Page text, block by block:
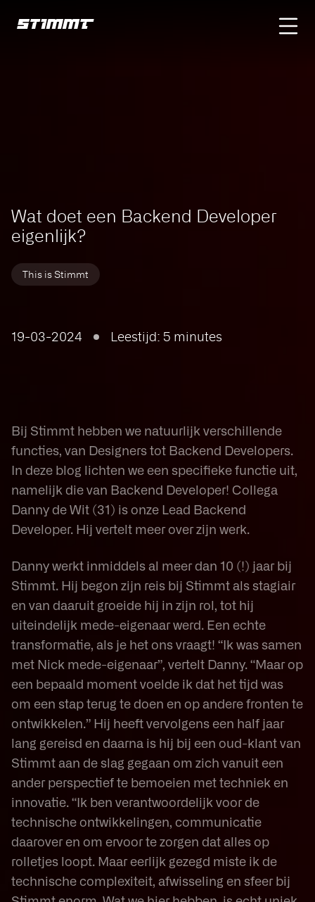
Glaspunt
Updates
interview met backend developer
Wat doet een Backend Developer
eigenlijk?
This is Stimmt
19-03-2024 Leestijd: 5 minutes
Bij Stimmt hebben we natuurlijk verschillende
functies, van Designers tot Backend Developers.
In deze blog lichten we een specifieke functie uit,
namelijk die van Backend Developer! Collega
Danny de Wit (31) is onze Lead Backend
Developer. Hij vertelt meer over zijn werk.
Danny werkt inmiddels al meer dan 10 (!) jaar bij
Stimmt. Hij begon zijn reis bij Stimmt als stagiair
en van daaruit groeide hij in zijn rol, tot hij
uiteindelijk mede-eigenaar werd. Een echte
transformatie, als je het ons vraagt! “Ik was samen
met Nick mede-eigenaar”, vertelt Danny. “Maar op
een bepaald moment voelde ik dat het tijd was
om een stap terug te doen en op andere fronten te
ontwikkelen.” Hij heeft vervolgens een half jaar
lang gereisd en daarna is hij bij een oud-klant van
Stimmt aan de slag gegaan om zich vanuit een
ander perspectief te bemoeien met techniek en
innovatie. “Ik ben verantwoordelijk voor de
technische ontwikkelingen, communicatie
daarover en om ervoor te zorgen dat alles op
rolletjes loopt. Maar eerlijk gezegd miste ik de
technische complexiteit, afwisseling en sfeer bij